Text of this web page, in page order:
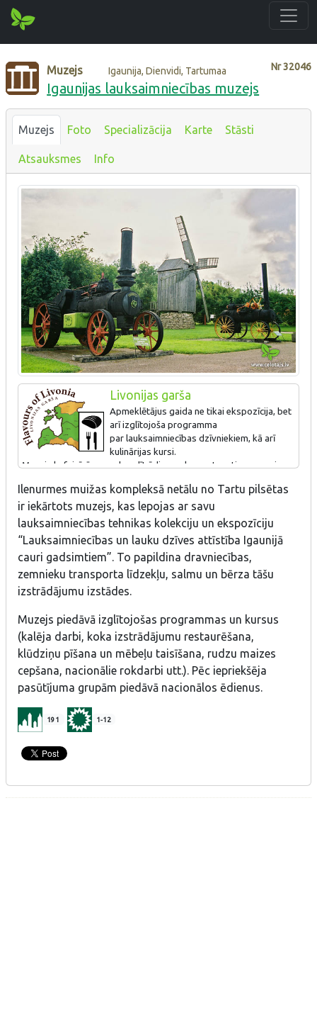
Nr32046
Muzejs Igaunija, Dienvidi, Tartumaa
Igaunijas lauksaimniecības muzejs
Muzejs Foto Specializācija Karte Stāsti
Atsauksmes Info
Livonijas garša
Apmeklētājus gaida ne tikai ekspozīcija, bet
arī izglītojoša programma
par lauksaimniecības dzīvniekiem, kā arī
kulinārijas kursi.
Muzeja kafejnīcā var nobaudīt ēdienus, kas gatavoti no muzeja
arī pasūtīt dažādus ēdienus svinībām.
Īpašais piedāvājums - pašcepta maize, karaša.
Ilenurmes muižas kompleksā netālu no Tartu pilsētas
ir iekārtots muzejs, kas lepojas ar savu
lauksaimniecības tehnikas kolekciju un ekspozīciju
“Lauksaimniecības un lauku dzīves attīstība Igaunijā
cauri gadsimtiem”. To papildina dravniecības,
zemnieku transporta līdzekļu, salmu un bērza tāšu
izstrādājumu izstādes.
Muzejs piedāvā izglītojošas programmas un kursus
(kalēja darbi, koka izstrādājumu restaurēšana,
klūdziņu pīšana un mēbeļu taisīšana, rudzu maizes
cepšana, nacionālie rokdarbi utt.). Pēc iepriekšēja
pasūtījuma grupām piedāvā nacionālos ēdienus.
191 1-12